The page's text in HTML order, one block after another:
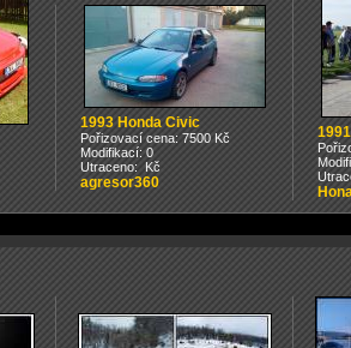
1993 Honda Civic
Pořizovací cena: 7500 Kč
Modifikací: 0
Utraceno: Kč
agresor360